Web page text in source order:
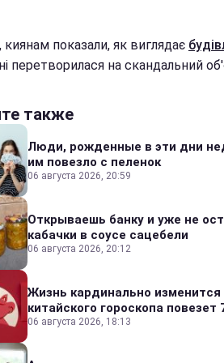
киянам показали, як виглядає
перетворилася на скандальний
также
Люди, рожденные в эти дни
им повезло с пеленок
06 августа 2026, 20:59
Открываешь банку и уже не
кабачки в соусе сацебели
06 августа 2026, 20:12
Жизнь кардинально
китайского гороскопа повезет
06 августа 2026, 18:13